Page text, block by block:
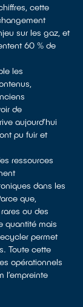
cette
sur les gaz, et
60 % de
les
de
aujourd’hui
pu fuir et
ressources
dans les
que,
ou des
quantité mais
permet
Toute cette
opérationnels
l’empreinte